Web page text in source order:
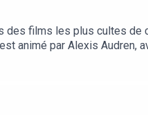
films les plus cultes de
animé par Alexis Audren,
de projet : Alexis